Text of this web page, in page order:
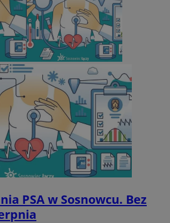
PSA w Sosnowcu. Bez